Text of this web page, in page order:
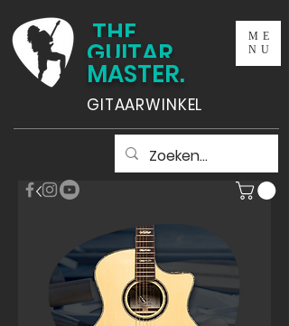
THE
GUITAR
MASTER.
GITAARWINKEL
ME
NU